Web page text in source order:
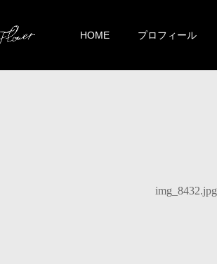
HOME プロフィール
img_8432.jpg